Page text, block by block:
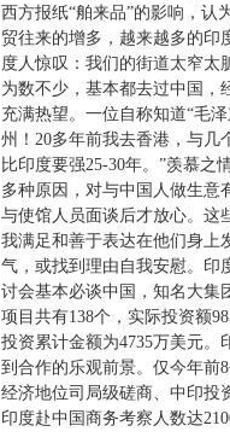
西方报纸“舶来品”的影响，认
贸往来的增多，越来越多的印
度人惊叹：我们的街道太窄太
为数不少，基本都去过中国，
充满热望。一位自称知道“毛
州！20多年前我去香港，与几
比印度要强25-30年。”羡慕
多种原因，对与中国人做生意
与使馆人员面谈后才放心。这
我满足和善于表达在他们身上
气，或找到理由自我安慰。印
讨会基本必谈中国，知名大集
项目共有138个，实际投资额
投资累计金额为4735万美元
到合作的乐观前景。仅今年前
经济地位司局级磋商、中印投
印度赴中国商务考察人数达